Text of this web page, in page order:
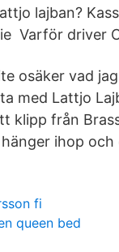
lajban?
Varför driver
osäker vad
med Lattjo
klipp från
ihop
fi
queen bed